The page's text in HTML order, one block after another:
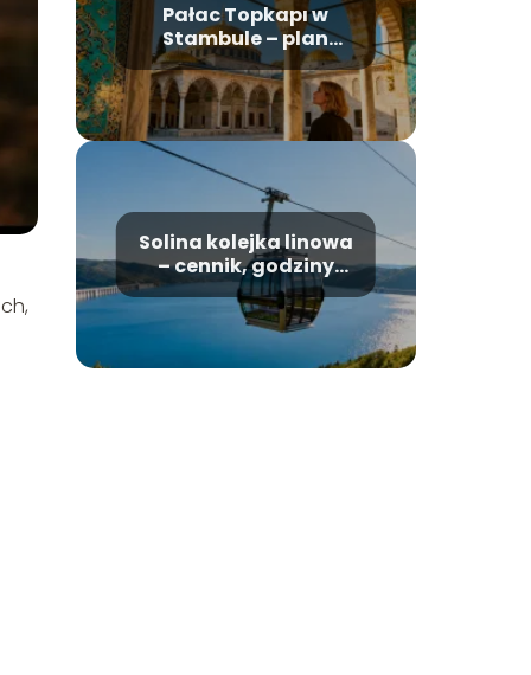
Pałac Topkapı w
Stambule – plan
zwiedzania i
najważniejsze
atrakcje
Solina kolejka linowa
– cennik, godziny
otwarcia, informacje